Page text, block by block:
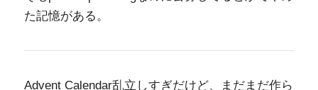
た記憶がある。
Advent Calendar乱立しすぎだけど、まだまだ作ら